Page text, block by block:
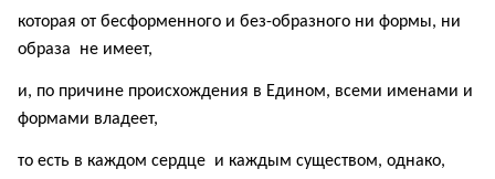
которая от бесформенного и без-образного ни формы, ни
образа не имеет,
и, по причине происхождения в Едином, всеми именами и
формами владеет,
то есть в каждом сердце и каждым существом, однако,